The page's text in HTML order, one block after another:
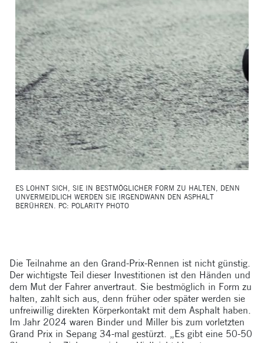
ES LOHNT SICH, SIE IN BESTMÖGLICHER FORM ZU HALTEN, DENN
UNVERMEIDLICH WERDEN SIE IRGENDWANN DEN ASPHALT
BERÜHREN. PC: POLARITY PHOTO
Die Teilnahme an den Grand-Prix-Rennen ist nicht günstig.
Der wichtigste Teil dieser Investitionen ist den Händen und
dem Mut der Fahrer anvertraut. Sie bestmöglich in Form zu
halten, zahlt sich aus, denn früher oder später werden sie
unfreiwillig direkten Körperkontakt mit dem Asphalt haben.
Im Jahr 2024 waren Binder und Miller bis zum vorletzten
Grand Prix in Sepang 34-mal gestürzt. „Es gibt eine 50-50